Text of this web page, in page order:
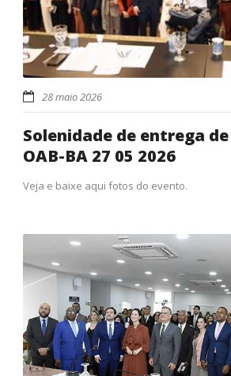
28 maio 2026
Solenidade de entrega
OAB-BA 27 05 2026
Veja e baixe aqui fotos do evento.